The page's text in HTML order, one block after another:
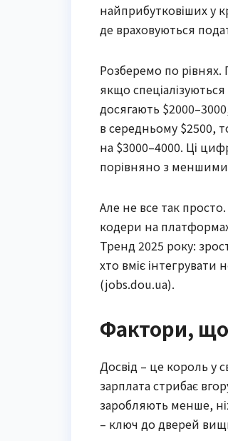
найприбутковіших у
де враховуються
Розберемо по рівнях.
якщо
досягають
в середньому $2500,
на $3000–4000. Ці
порівняно з меншими
Але не все так просто.
кодери на
Тренд 2025 року:
хто вміє
(jobs.dou.ua).
Фактори, що
Досвід – це король у
зарплата стрибає
заробляють менше,
– ключ до дверей